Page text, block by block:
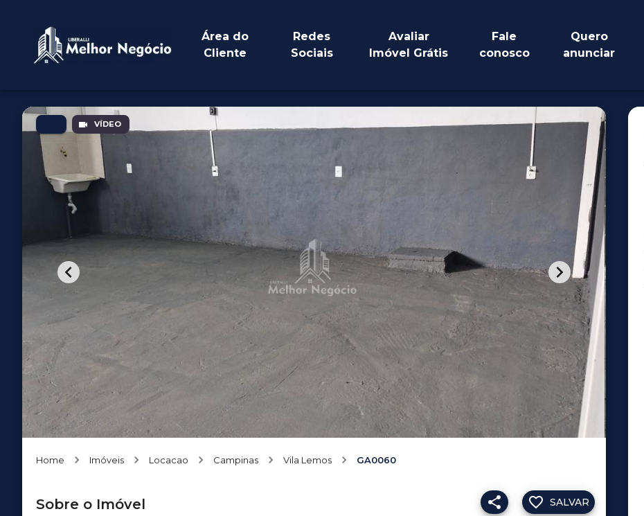
Área do
Cliente
Redes
Sociais
Avaliar
Imóvel Grátis
Fale
conosco
Quero
anunciar
VÍDEO
Home Imóveis Locacao Campinas Vila Lemos GA0060
Sobre o Imóvel SALVAR